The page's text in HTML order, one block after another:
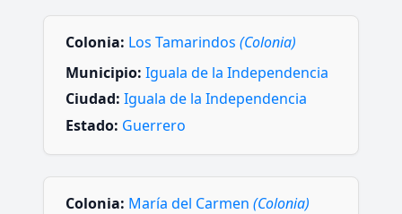
Colonia: Los Tamarindos (Colonia)
Municipio: Iguala de la Independencia
Ciudad: Iguala de la Independencia
Estado: Guerrero
Colonia: María del Carmen (Colonia)